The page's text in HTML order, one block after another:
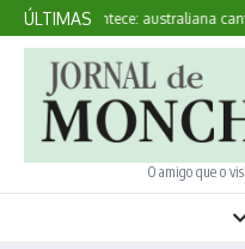
Ir para o conteúdo
ÚLTIMAS
Aqui Acontece: australiana
O amigo que o